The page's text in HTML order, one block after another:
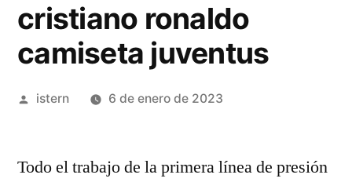
cristiano ronaldo
camiseta juventus
Publicado
istern 6 de enero de 2023
Todo el trabajo de la primera línea de presión